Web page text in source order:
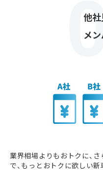
他
メ
業界相場よりもおトクに、
で、もっとおトクに欲しい新